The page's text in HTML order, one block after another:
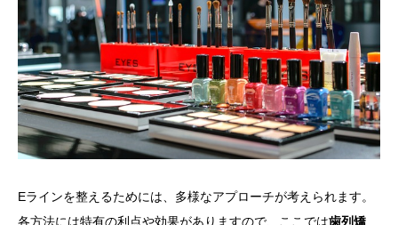
Eラインを整えるためには、多様なアプローチが考えられます。
各方法には特有の利点や効果がありますので、ここでは歯列矯